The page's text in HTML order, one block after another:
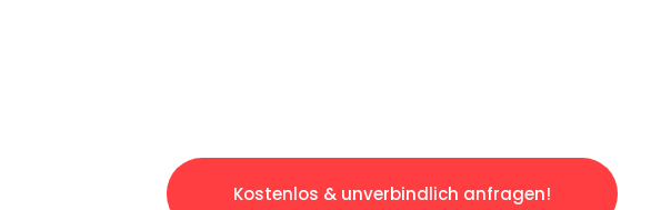
Kostenlos & unverbindlich anfragen!